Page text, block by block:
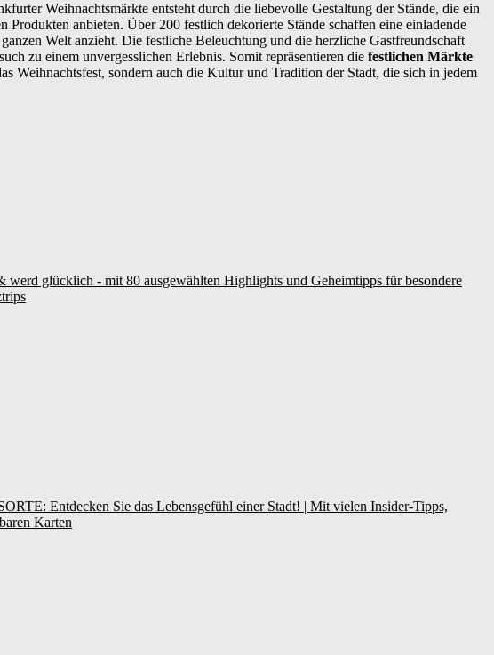
Weihnachtsmärkte entsteht durch die liebevolle Gestaltung der Stände, die ein
Produkten anbieten. Über 200 festlich dekorierte Stände schaffen eine einladende
Welt anzieht. Die festliche Beleuchtung und die herzliche Gastfreundschaft
zu einem unvergesslichen Erlebnis. Somit repräsentieren die festlichen Märkte
Weihnachtsfest, sondern auch die Kultur und Tradition der Stadt, die sich in jedem
glücklich - mit 80 ausgewählten Highlights und Geheimtipps für besondere
Entdecken Sie das Lebensgefühl einer Stadt! | Mit vielen Insider-Tipps,
Karten